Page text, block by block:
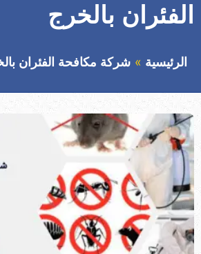
الفئران بالخرج
الرئيسية شركة مكافحة الفئران